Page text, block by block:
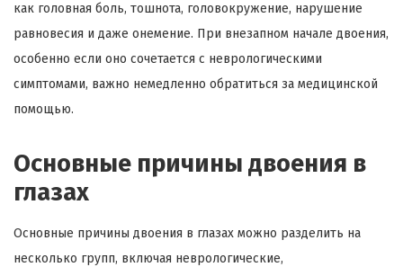
как головная боль, тошнота, головокружение, нарушение
равновесия и даже онемение. При внезапном начале двоения,
особенно если оно сочетается с неврологическими
симптомами, важно немедленно обратиться за медицинской
помощью.
Основные причины двоения в
глазах
Основные причины двоения в глазах можно разделить на
несколько групп, включая неврологические,